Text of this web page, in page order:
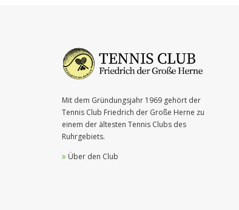
Mit dem Gründungsjahr 1969 gehört der
Tennis Club Friedrich der Große Herne zu
einem der ältesten Tennis Clubs des
Ruhrgebiets.
Über den Club